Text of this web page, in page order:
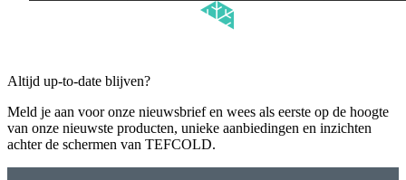
Altijd up-to-date blijven?
Meld je aan voor onze nieuwsbrief en wees als eerste op de hoogte
van onze nieuwste producten, unieke aanbiedingen en inzichten
achter de schermen van TEFCOLD.